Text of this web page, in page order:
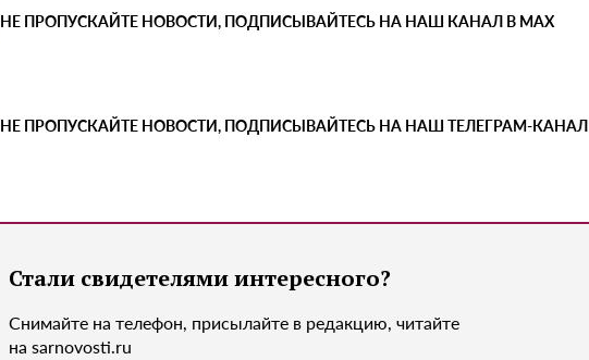
НЕ ПРОПУСКАЙТЕ НОВОСТИ, ПОДПИСЫВАЙТЕСЬ НА НАШ КАНАЛ В MAX
НЕ ПРОПУСКАЙТЕ НОВОСТИ, ПОДПИСЫВАЙТЕСЬ НА НАШ ТЕЛЕГРАМ-КАНАЛ
Стали свидетелями интересного?
Снимайте на телефон, присылайте в редакцию, читайте
на sarnovosti.ru